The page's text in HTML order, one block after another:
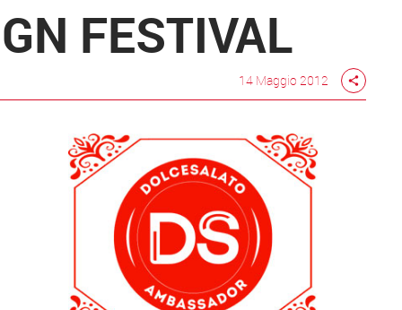
FESTIVAL
14 Maggio 2012 share